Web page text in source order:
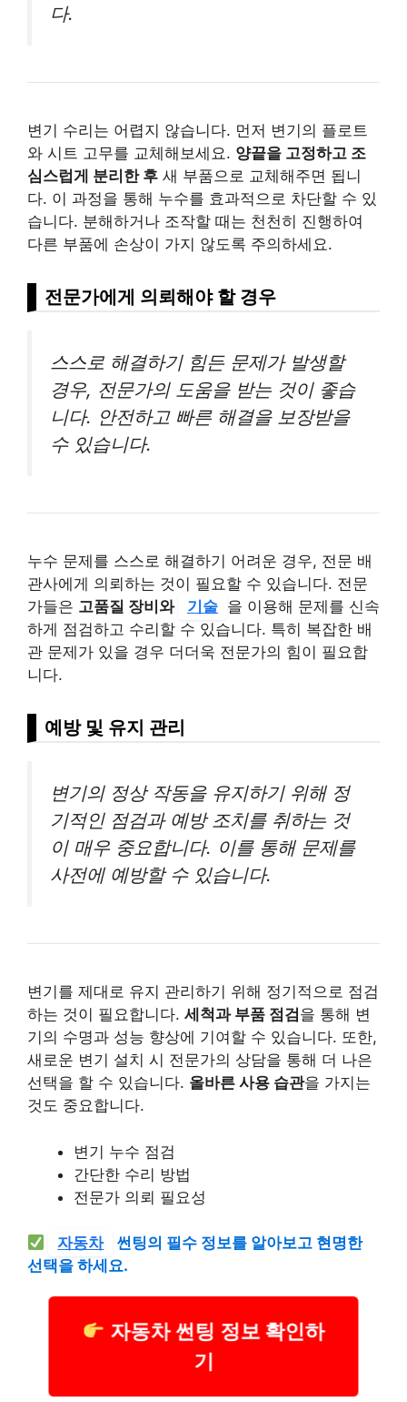
다.
변기 수리는 어렵지 않습니다. 먼저 변기의 플로트
와 시트 고무를 교체해보세요. 양끝을 고정하고 조
심스럽게 분리한 후 새 부품으로 교체해주면 됩니
다. 이 과정을 통해 누수를 효과적으로 차단할 수 있
습니다. 분해하거나 조작할 때는 천천히 진행하여
다른 부품에 손상이 가지 않도록 주의하세요.
전문가에게 의뢰해야 할 경우
스스로 해결하기 힘든 문제가 발생할
경우, 전문가의 도움을 받는 것이 좋습
니다. 안전하고 빠른 해결을 보장받을
수 있습니다.
누수 문제를 스스로 해결하기 어려운 경우, 전문 배
관사에게 의뢰하는 것이 필요할 수 있습니다. 전문
가들은 고품질 장비와 기술 을 이용해 문제를 신속
하게 점검하고 수리할 수 있습니다. 특히 복잡한 배
관 문제가 있을 경우 더더욱 전문가의 힘이 필요합
니다.
예방 및 유지 관리
변기의 정상 작동을 유지하기 위해 정
기적인 점검과 예방 조치를 취하는 것
이 매우 중요합니다. 이를 통해 문제를
사전에 예방할 수 있습니다.
변기를 제대로 유지 관리하기 위해 정기적으로 점검
하는 것이 필요합니다. 세척과 부품 점검 을 통해 변
기의 수명과 성능 향상에 기여할 수 있습니다. 또한,
새로운 변기 설치 시 전문가의 상담을 통해 더 나은
선택을 할 수 있습니다. 올바른 사용 습관을 가지는
것도 중요합니다.
변기 누수 점검
간단한 수리 방법
전문가 의뢰 필요성
자동차
썬팅의 필수 정보를 알아보고 현명한
선택을 하세요.
자동차 썬팅 정보 확인하
기